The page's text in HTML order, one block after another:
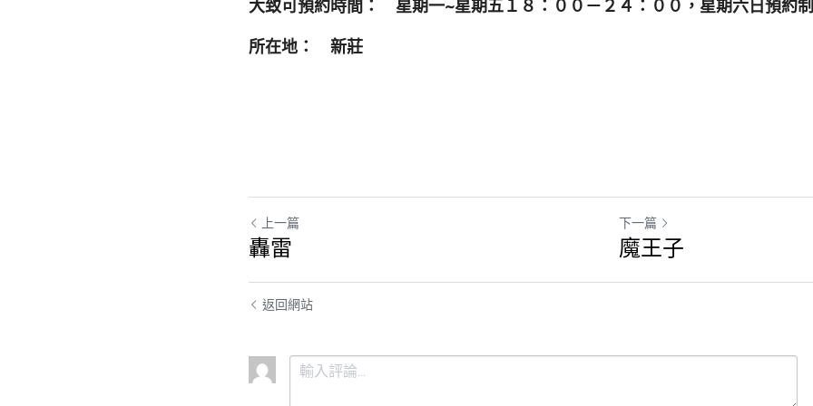
大致可預約時間：　星期一~星期五１８：００－２４：００，星期六日預約制
所在地：　新莊
上一篇
轟雷
下一篇
魔王子
返回網站